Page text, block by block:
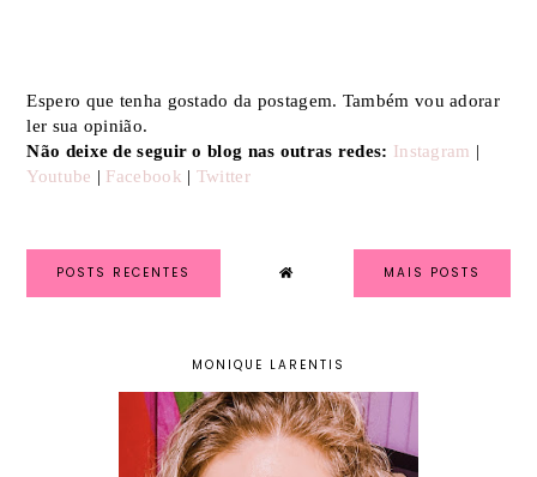
Espero que tenha gostado da postagem. Também vou adorar
ler sua opinião.
Não deixe de seguir o blog nas outras redes: Instagram |
Youtube | Facebook | Twitter
POSTS RECENTES MAIS POSTS
MONIQUE LARENTIS